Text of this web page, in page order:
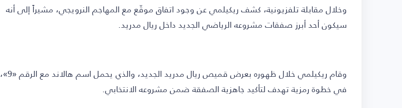
وخلال مقابلة تلفزيونية، كشف ريكيلمي عن وجود اتفاق موقّع مع المهاجم النرويجي، مشيراً إلى أنه
سيكون أحد أبرز صفقات مشروعه الرياضي الجديد داخل ريال مدريد.
وقام ريكيلمي خلال ظهوره بعرض قميص ريال مدريد الجديد، والذي يحمل اسم هالاند مع الرقم «9»،
في خطوة رمزية تهدف لتأكيد جاهزية الصفقة ضمن مشروعه الانتخابي.